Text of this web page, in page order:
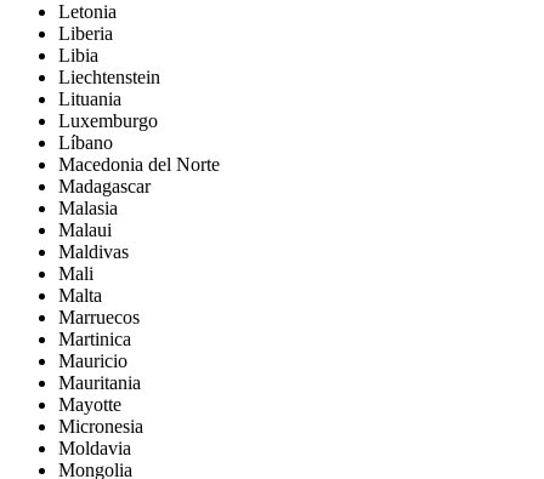
Letonia
Liberia
Libia
Liechtenstein
Lituania
Luxemburgo
Líbano
Macedonia del Norte
Madagascar
Malasia
Malaui
Maldivas
Mali
Malta
Marruecos
Martinica
Mauricio
Mauritania
Mayotte
Micronesia
Moldavia
Mongolia